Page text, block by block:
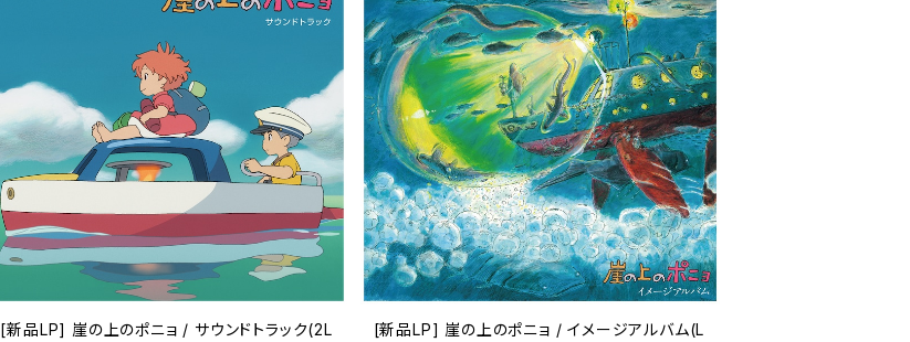
[新品LP] 崖の上のポニョ / サウンドトラック(2L
[新品LP] 崖の上のポニョ / イメージアルバム(L